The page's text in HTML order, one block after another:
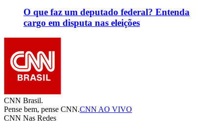
O que faz um deputado federal? Entenda
cargo em disputa nas eleições
CNN Brasil.
Pense bem, pense CNN.CNN AO VIVO
CNN Nas Redes